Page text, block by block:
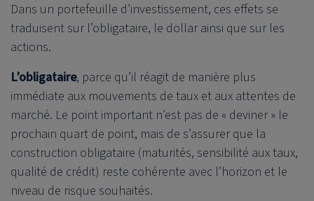
Dans un portefeuille d’investissement, ces effets se
traduisent sur l’obligataire, le dollar ainsi que sur les
actions.
L’obligataire, parce qu’il réagit de manière plus
immédiate aux mouvements de taux et aux attentes de
marché. Le point important n’est pas de « deviner » le
prochain quart de point, mais de s’assurer que la
construction obligataire (maturités, sensibilité aux taux,
qualité de crédit) reste cohérente avec l’horizon et le
niveau de risque souhaités.